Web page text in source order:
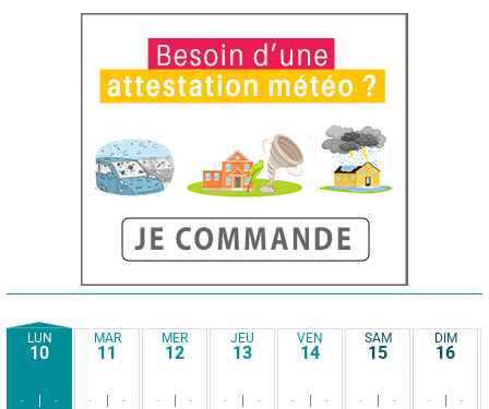
LUN
10
- -
MAR
11
- -
MER
12
- -
JEU
13
- -
VEN
14
- -
SAM
15
- -
DIM
16
- -